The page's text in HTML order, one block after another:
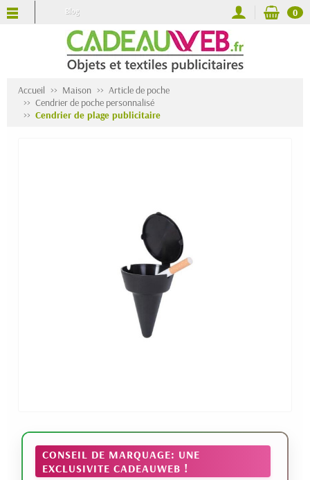
Blog 0
Accueil Maison
Article de poche
Cendrier de poche personnalisé
Cendrier de plage publicitaire
CONSEIL DE MARQUAGE: UNE
EXCLUSIVITE CADEAUWEB !